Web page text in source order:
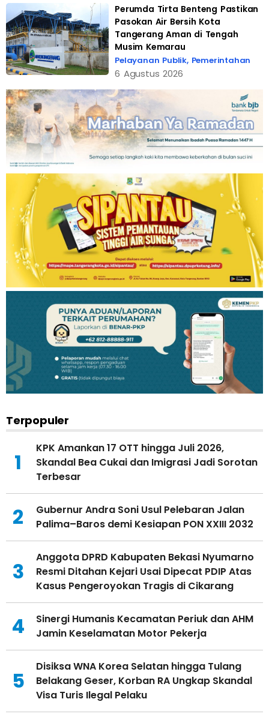
Perumda Tirta Benteng Pastikan
Pasokan Air Bersih Kota
Tangerang Aman di Tengah
Musim Kemarau
Pelayanan Publik, Pemerintahan
6 Agustus 2026
Terpopuler
1
KPK Amankan 17 OTT hingga Juli 2026,
Skandal Bea Cukai dan Imigrasi Jadi Sorotan
Terbesar
2
Gubernur Andra Soni Usul Pelebaran Jalan
Palima–Baros demi Kesiapan PON XXIII 2032
3
Anggota DPRD Kabupaten Bekasi Nyumarno
Resmi Ditahan Kejari Usai Dipecat PDIP Atas
Kasus Pengeroyokan Tragis di Cikarang
4
Sinergi Humanis Kecamatan Periuk dan AHM
Jamin Keselamatan Motor Pekerja
5
Disiksa WNA Korea Selatan hingga Tulang
Belakang Geser, Korban RA Ungkap Skandal
Visa Turis Ilegal Pelaku